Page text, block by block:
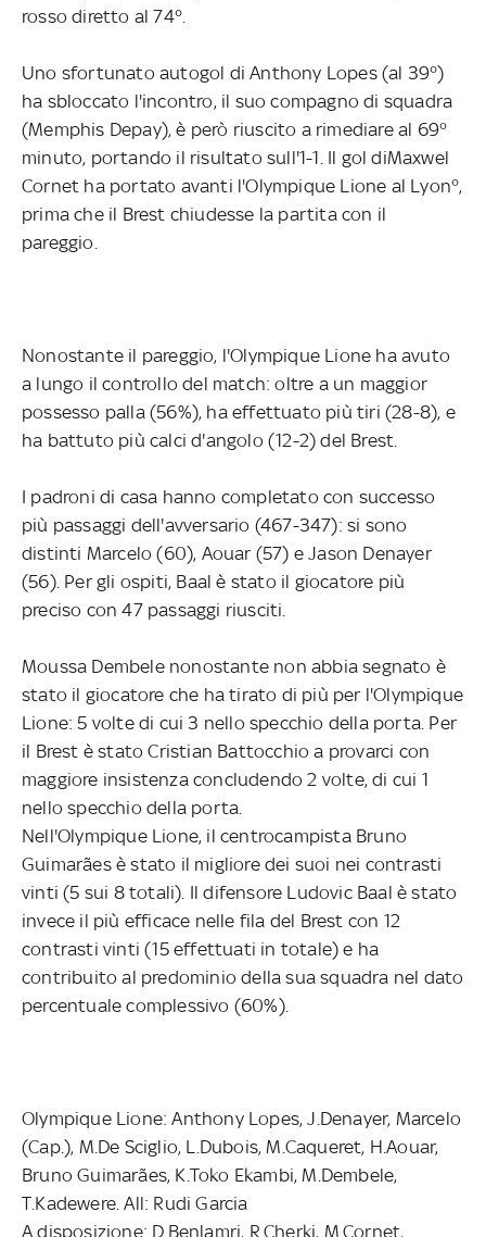
rosso diretto al 74°.
Uno sfortunato autogol di Anthony Lopes (al 39°)
ha sbloccato l'incontro, il suo compagno di squadra
(Memphis Depay), è però riuscito a rimediare al 69°
minuto, portando il risultato sull'1-1. Il gol diMaxwel
Cornet ha portato avanti l'Olympique Lione al Lyon°,
prima che il Brest chiudesse la partita con il
pareggio.
Nonostante il pareggio, l'Olympique Lione ha avuto
a lungo il controllo del match: oltre a un maggior
possesso palla (56%), ha effettuato più tiri (28-8), e
ha battuto più calci d'angolo (12-2) del Brest.
I padroni di casa hanno completato con successo
più passaggi dell'avversario (467-347): si sono
distinti Marcelo (60), Aouar (57) e Jason Denayer
(56). Per gli ospiti, Baal è stato il giocatore più
preciso con 47 passaggi riusciti.
Moussa Dembele nonostante non abbia segnato è
stato il giocatore che ha tirato di più per l'Olympique
Lione: 5 volte di cui 3 nello specchio della porta. Per
il Brest è stato Cristian Battocchio a provarci con
maggiore insistenza concludendo 2 volte, di cui 1
nello specchio della porta.
Nell'Olympique Lione, il centrocampista Bruno
Guimarães è stato il migliore dei suoi nei contrasti
vinti (5 sui 8 totali). Il difensore Ludovic Baal è stato
invece il più efficace nelle fila del Brest con 12
contrasti vinti (15 effettuati in totale) e ha
contribuito al predominio della sua squadra nel dato
percentuale complessivo (60%).
Olympique Lione: Anthony Lopes, J.Denayer, Marcelo
(Cap.), M.De Sciglio, L.Dubois, M.Caqueret, H.Aouar,
Bruno Guimarães, K.Toko Ekambi, M.Dembele,
T.Kadewere. All: Rudi Garcia
A disposizione: D.Benlamri, R.Cherki, M.Cornet,